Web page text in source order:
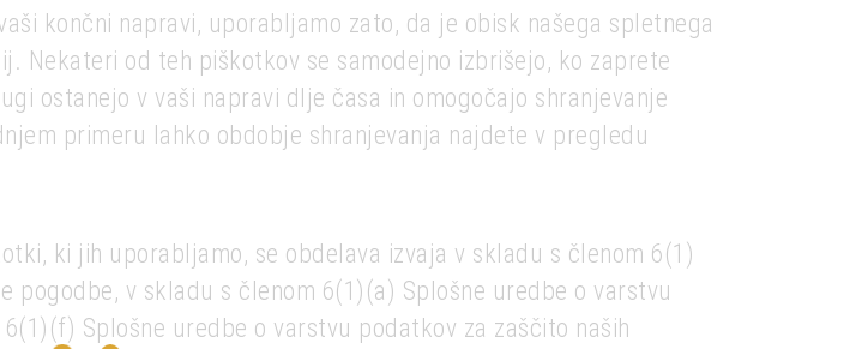
končni napravi, uporabljamo zato, da je obisk našega spletnega
Nekateri od teh piškotkov se samodejno izbrišejo, ko zaprete
ostanejo v vaši napravi dlje časa in omogočajo shranjevanje
primeru lahko obdobje shranjevanja najdete v pregledu
ki jih uporabljamo, se obdelava izvaja v skladu s členom 6(1)
v skladu s členom 6(1)(a) Splošne uredbe o varstvu
Splošne uredbe o varstvu podatkov za zaščito naših